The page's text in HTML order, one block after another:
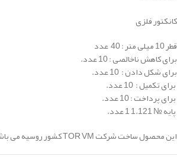
کانکتور فلزی
قطر 10 میلی متر :
40 عدد
برای کاهش ناخالصی : 10 عدد.
برای شکل دادن : 10 عدد.
برای تکمیل : 10 عدد.
برای پرداخت : 10 عدد.
پایه № 1.121 1 عدد.
این محصول ساخت شرکت TOR VM کشور روسیه می باشد